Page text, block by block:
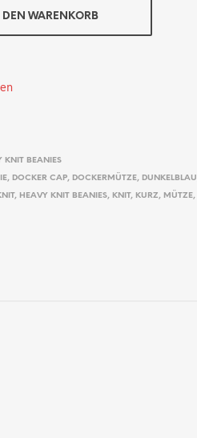
DEN WARENKORB
KNIT BEANIES
, DOCKER CAP, DOCKERMÜTZE, DUNKELBLAU
, HEAVY KNIT BEANIES, KNIT, KURZ, MÜTZE,